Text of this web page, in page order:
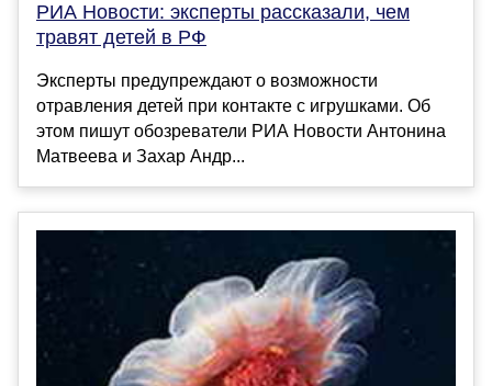
РИА Новости: эксперты рассказали, чем
травят детей в РФ
Эксперты предупреждают о возможности
отравления детей при контакте с игрушками. Об
этом пишут обозреватели РИА Новости Антонина
Матвеева и Захар Андр...